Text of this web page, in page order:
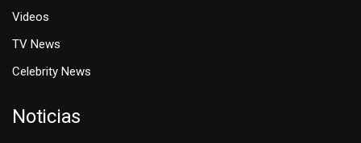
Videos
TV News
Celebrity News
Noticias